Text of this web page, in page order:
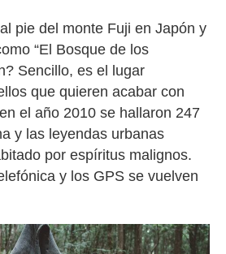
pie del monte Fuji en Japón y
“El Bosque de los
Sencillo, es el lugar
que quieren acabar con
el año 2010 se hallaron 247
y las leyendas urbanas
por espíritus malignos.
y los GPS se vuelven